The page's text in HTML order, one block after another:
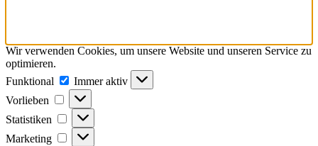
Wir verwenden Cookies, um unsere Website und unseren Service zu
optimieren.
Funktional
Funktional
Immer aktiv
Vorlieben
Vorlieben
Statistiken Statistiken
Marketing Marketing